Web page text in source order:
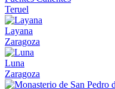
Teruel
Layana
Zaragoza
Luna
Zaragoza